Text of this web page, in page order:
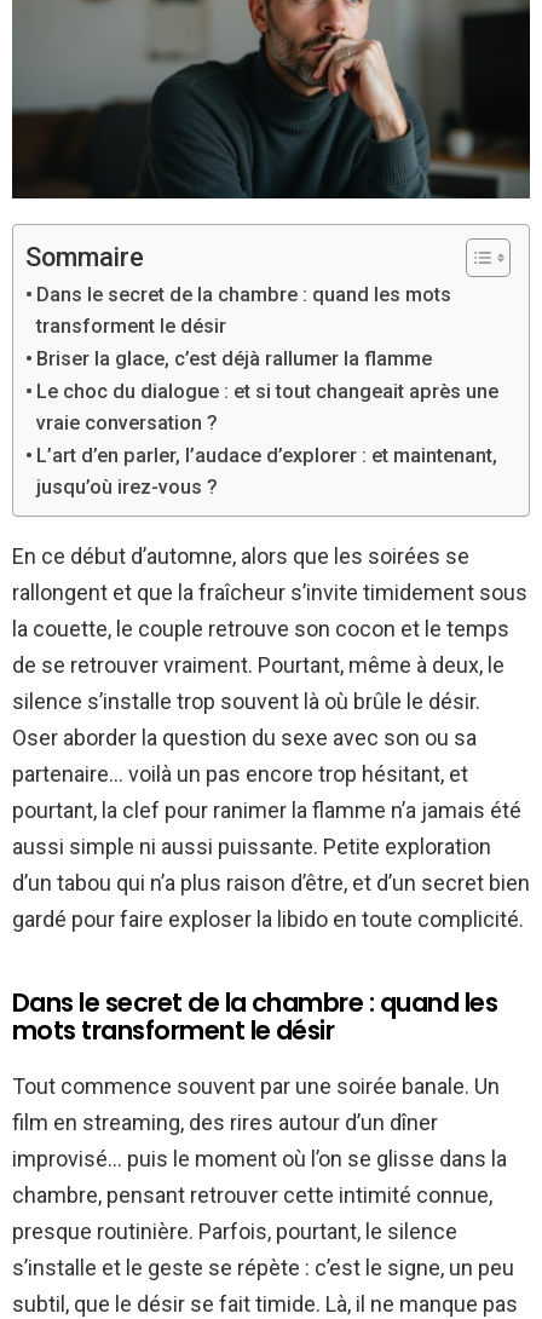
Sommaire
Dans le secret de la chambre : quand les mots
transforment le désir
Briser la glace, c’est déjà rallumer la flamme
Le choc du dialogue : et si tout changeait après une
vraie conversation ?
L’art d’en parler, l’audace d’explorer : et maintenant,
jusqu’où irez-vous ?
En ce début d’automne, alors que les soirées se
rallongent et que la fraîcheur s’invite timidement sous
la couette, le couple retrouve son cocon et le temps
de se retrouver vraiment. Pourtant, même à deux, le
silence s’installe trop souvent là où brûle le désir.
Oser aborder la question du sexe avec son ou sa
partenaire… voilà un pas encore trop hésitant, et
pourtant, la clef pour ranimer la flamme n’a jamais été
aussi simple ni aussi puissante. Petite exploration
d’un tabou qui n’a plus raison d’être, et d’un secret bien
gardé pour faire exploser la libido en toute complicité.
Dans le secret de la chambre : quand les
mots transforment le désir
Tout commence souvent par une soirée banale. Un
film en streaming, des rires autour d’un dîner
improvisé… puis le moment où l’on se glisse dans la
chambre, pensant retrouver cette intimité connue,
presque routinière. Parfois, pourtant, le silence
s’installe et le geste se répète : c’est le signe, un peu
subtil, que le désir se fait timide. Là, il ne manque pas